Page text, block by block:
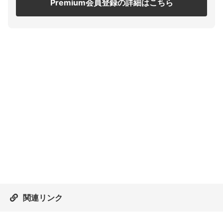
Premium会員登録の詳細はこちら
関連リンク